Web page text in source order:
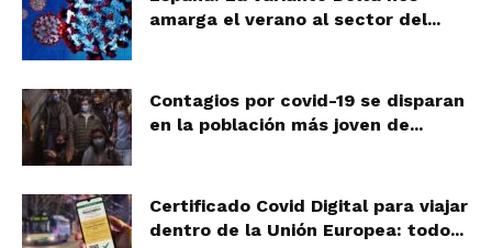
amarga el verano al sector del...
Contagios por covid-19 se disparan
en la población más joven de...
Certificado Covid Digital para viajar
dentro de la Unión Europea: todo...